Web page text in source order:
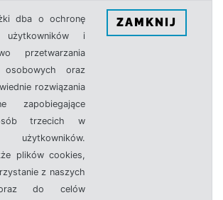
dba o ochronę
użytkowników i
przetwarzania
oraz
rozwiązania
zapobiegające
trzecich w
użytkowników.
plików cookies,
z naszych
do celów
ZAMKNIJ